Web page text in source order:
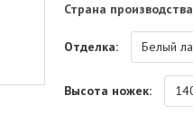
Страна
Отделка:
Высота ножек: